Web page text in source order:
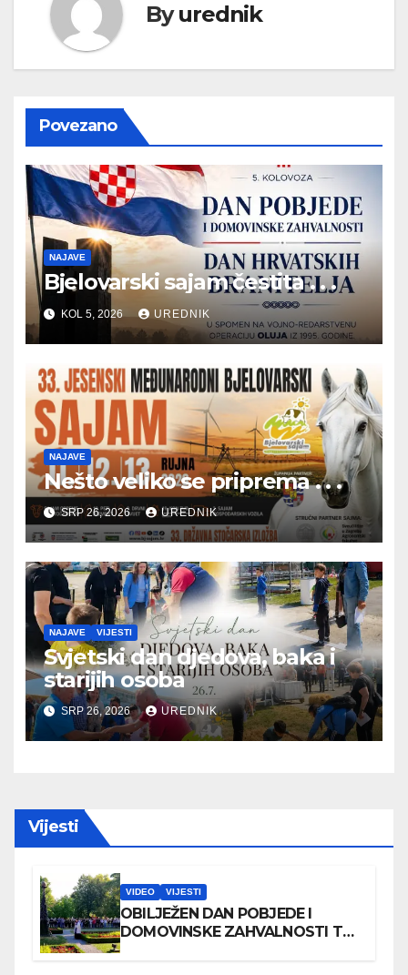
Byurednik
Povezano
NAJAVE
Bjelovarski sajam čestita . . .
KOL 5, 2026 UREDNIK
NAJAVE
Nešto veliko se priprema . . .
SRP 26, 2026 UREDNIK
NAJAVE VIJESTI
Svjetski dan djedova, baka i
starijih osoba
SRP 26, 2026 UREDNIK
Vijesti
VIDEO VIJESTI
OBILJEŽEN DAN POBJEDE I
DOMOVINSKE ZAHVALNOSTI TE